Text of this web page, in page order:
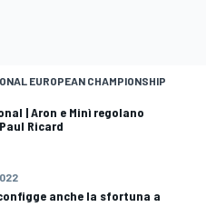
EUROPEAN CHAMPIONSHIP
| Aron e Minì regolano
Ricard
anche la sfortuna a